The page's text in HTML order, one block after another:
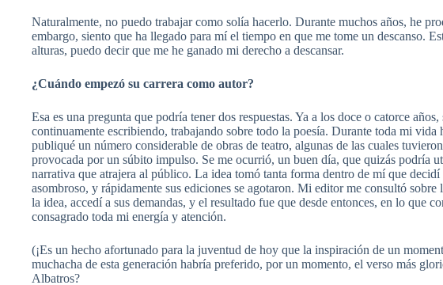
Naturalmente, no puedo trabajar como solía hacerlo. Durante muchos años, he
embargo, siento que ha llegado para mí el tiempo en que me tome un descanso.
alturas, puedo decir que me he ganado mi derecho a descansar.
¿Cuándo empezó su carrera como autor?
Esa es una pregunta que podría tener dos respuestas. Ya a los doce o catorce
continuamente escribiendo, trabajando sobre todo la poesía. Durante toda mi
publiqué un número considerable de obras de teatro, algunas de las cuales
provocada por un súbito impulso. Se me ocurrió, un buen día, que quizás podría
narrativa que atrajera al público. La idea tomó tanta forma dentro de mí que
asombroso, y rápidamente sus ediciones se agotaron. Mi editor me consultó
la idea, accedí a sus demandas, y el resultado fue que desde entonces, en lo que
consagrado toda mi energía y atención.
(¡Es un hecho afortunado para la juventud de hoy que la inspiración de un
muchacha de esta generación habría preferido, por un momento, el verso más
Albatros?